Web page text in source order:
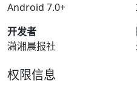
Android 7.0+
开发者
潇湘晨报社
权限信息